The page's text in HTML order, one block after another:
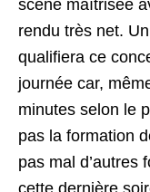
scène maîtrisée
rendu très net.
qualifiera ce
journée car,
minutes selon le
pas la formation
pas mal d’autres
cette dernière